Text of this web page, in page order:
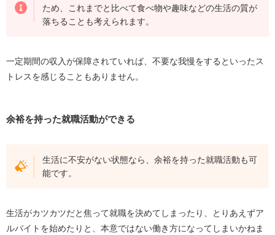
ため、これまでと比べて食べ物や趣味などの生活の質が
落ちることも考えられます。
一定期間の収入が保障されていれば、不要な我慢をするといったス
トレスを感じることもありません。
余裕を持った就職活動ができる
生活に不安がない状態なら、余裕を持った就職活動も可
能です。
生活がカツカツだと焦って就職を決めてしまったり、とりあえずア
ルバイトを始めたりと、本意ではない働き方になってしまいかねま